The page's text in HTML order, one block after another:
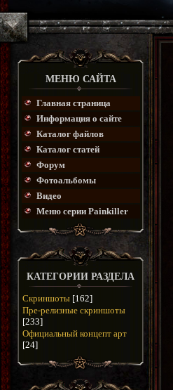
МЕНЮ САЙТА
Главная страница
Информация о сайте
Каталог файлов
Каталог статей
Форум
Фотоальбомы
Видео
Меню серии Painkiller
КАТЕГОРИИ РАЗДЕЛА
Скриншоты [162]
Пре-релизные скриншоты
[233]
Официальный концепт арт
[24]